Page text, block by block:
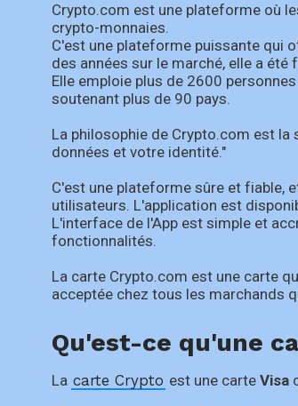
Crypto.com est une plateforme où
crypto-monnaies.
C'est une plateforme puissante qui
des années sur le marché, elle a été
Elle emploie plus de 2600
soutenant plus de 90 pays.
La philosophie de Crypto.com est
données et votre identité."
C'est une plateforme sûre et fiable,
utilisateurs. L'application est
L'interface de l'App est simple et
fonctionnalités.
La carte Crypto.com est une carte
acceptée chez tous les marchands
Qu'est-ce qu'une
La carte Crypto est une carte Visa